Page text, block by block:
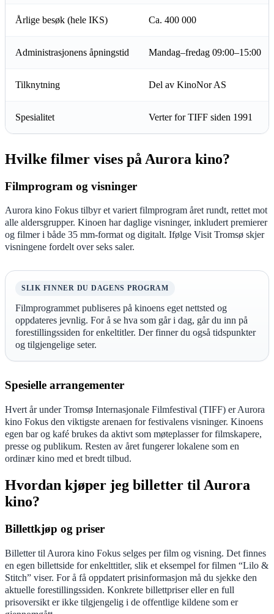
Årlige besøk (hele IKS) Ca. 400 000
Administrasjonens åpningstid Mandag–fredag 09:00–15:00
Tilknytning Del av KinoNor AS
Spesialitet Verter for TIFF siden 1991
Hvilke filmer vises på Aurora kino?
Filmprogram og visninger
Aurora kino Fokus tilbyr et variert filmprogram året rundt, rettet mot
alle aldersgrupper. Kinoen har daglige visninger, inkludert premierer
og filmer i både 35 mm-format og digitalt. Ifølge Visit Tromsø skjer
visningene fordelt over seks saler.
SLIK FINNER DU DAGENS PROGRAM
Filmprogrammet publiseres på kinoens eget nettsted og
oppdateres jevnlig. For å se hva som går i dag, går du inn på
forestillingssiden for enkeltitler. Der finner du også tidspunkter
og tilgjengelige seter.
Spesielle arrangementer
Hvert år under Tromsø Internasjonale Filmfestival (TIFF) er Aurora
kino Fokus den viktigste arenaen for festivalens visninger. Kinoens
egen bar og kafé brukes da aktivt som møteplasser for filmskapere,
presse og publikum. Resten av året fungerer lokalene som en
ordinær kino med et bredt tilbud.
Hvordan kjøper jeg billetter til Aurora
kino?
Billettkjøp og priser
Billetter til Aurora kino Fokus selges per film og visning. Det finnes
en egen billettside for enkelttitler, slik et eksempel for filmen “Lilo &
Stitch” viser. For å få oppdatert prisinformasjon må du sjekke den
aktuelle forestillingssiden. Konkrete billettpriser eller en full
prisoversikt er ikke tilgjengelig i de offentlige kildene som er